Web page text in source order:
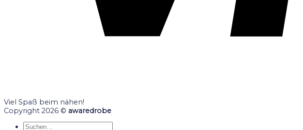
Viel Spaß beim nähen!
Copyright 2026 © awaredrobe
Suche